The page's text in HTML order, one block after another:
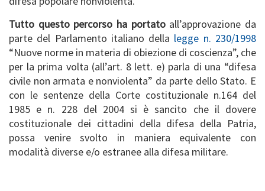
Tutto questo percorso ha portatoall’approvazione da
parte del Parlamento italiano della legge n. 230/1998
“Nuove norme in materia di obiezione di coscienza”, che
per la prima volta (all’art. 8 lett. e) parla di una “difesa
civile non armata e nonviolenta” da parte dello Stato. E
con le sentenze della Corte costituzionale n.164 del
1985 e n. 228 del 2004 si è sancito che il dovere
costituzionale dei cittadini della difesa della Patria,
possa venire svolto in maniera equivalente con
modalità diverse e/o estranee alla difesa militare.